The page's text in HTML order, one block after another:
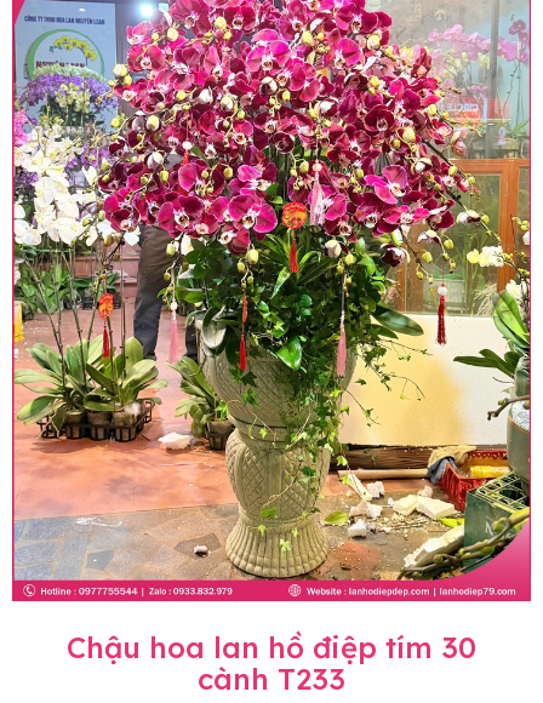
Chậu hoa lan hồ điệp tím 30
cành T233